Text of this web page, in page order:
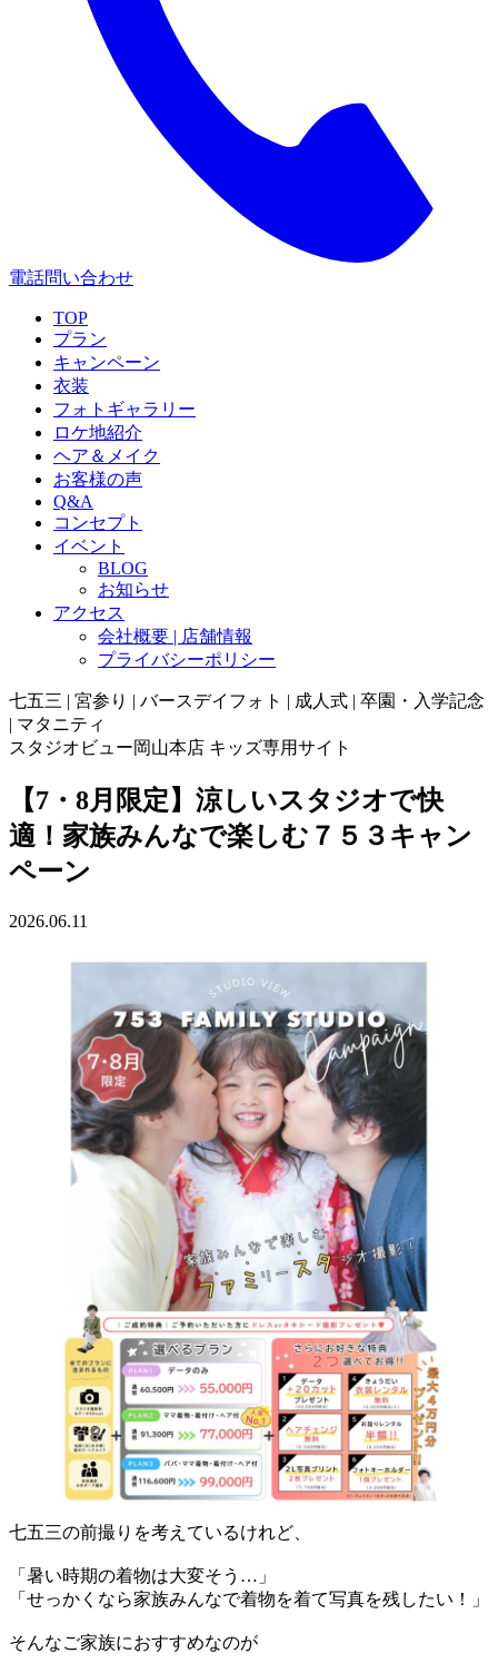
電話問い合わせ
TOP
プラン
キャンペーン
衣装
フォトギャラリー
ロケ地紹介
ヘア＆メイク
お客様の声
Q&A
コンセプト
イベント
BLOG
お知らせ
アクセス
会社概要 | 店舗情報
プライバシーポリシー
七五三 | 宮参り | バースデイフォト | 成人式 | 卒園・入学記念
| マタニティ
スタジオビュー岡山本店 キッズ専用サイト
【7・8月限定】涼しいスタジオで快
適！家族みんなで楽しむ７５３キャン
ペーン
2026.06.11
七五三の前撮りを考えているけれど、
「暑い時期の着物は大変そう…」
「せっかくなら家族みんなで着物を着て写真を残したい！」
そんなご家族におすすめなのが